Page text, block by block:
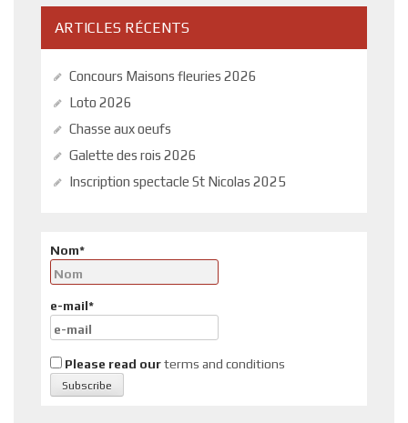
ARTICLES RÉCENTS
Concours Maisons fleuries 2026
Loto 2026
Chasse aux oeufs
Galette des rois 2026
Inscription spectacle St Nicolas 2025
Nom*
e-mail*
Please read ourterms and conditions